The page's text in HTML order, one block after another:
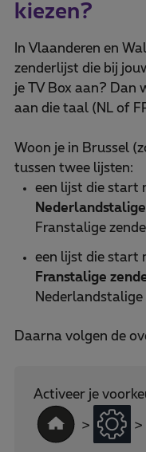
kiezen?
In Vlaanderen en
zenderlijst die bij
je TV Box aan? Dan
aan die taal (NL of
Woon je in Brussel
tussen twee lijsten:
een lijst die start
Franstalige
een lijst die start
Franstalige
Nederlandstalige
Daarna volgen de
Activeer je
> >